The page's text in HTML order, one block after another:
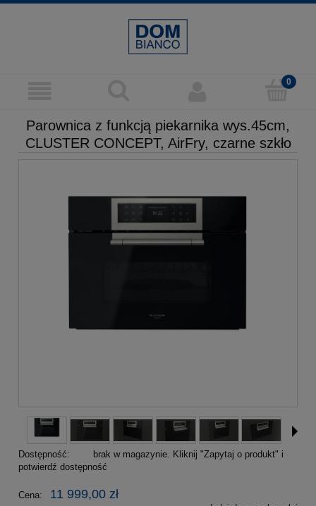
Parownica z funkcją piekarnika wys.45cm,
CLUSTER CONCEPT, AirFry, czarne szkło
Dostępność:
brak w magazynie. Kliknij "Zapytaj o produkt" i
potwierdź dostępność
Cena: 11 999,00 zł